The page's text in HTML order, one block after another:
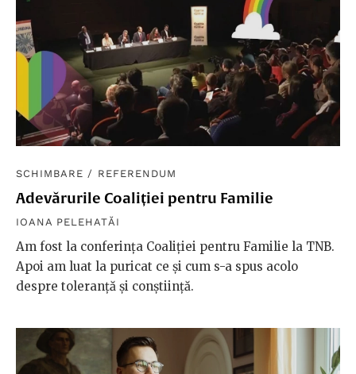
SCHIMBARE / REFERENDUM
Adevărurile Coaliției pentru Familie
IOANA PELEHATĂI
Am fost la conferința Coaliției pentru Familie la TNB.
Apoi am luat la puricat ce și cum s-a spus acolo
despre toleranță și conștiință.